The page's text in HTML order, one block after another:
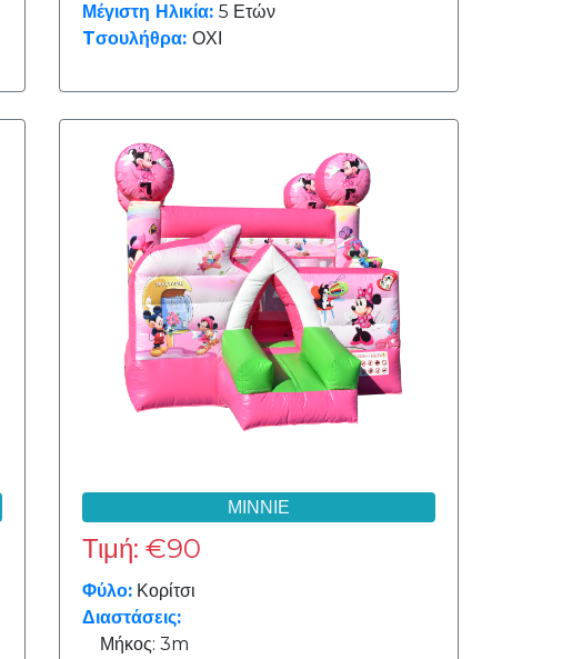
Μέγιστη Ηλικία: 5 Ετών
Tσουλήθρα: ΟΧΙ
ΜΙΝΝΙΕ
Τιμή: €90
Φύλο: Κορίτσι
Διαστάσεις:
Μήκος: 3m